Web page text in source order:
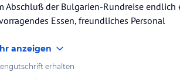
Abschluß der Bulgarien-Rundreise
Essen, freundliches Personal
anzeigen
erhalten